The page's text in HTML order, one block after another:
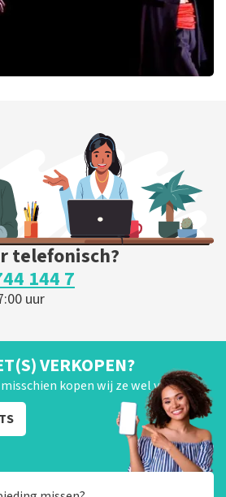
telefonisch?
144 7
uur
VERKOPEN?
kopen wij ze wel van je!